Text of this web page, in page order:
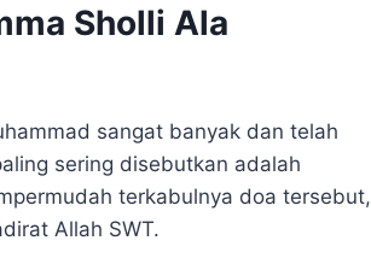
Sholli Ala
sangat banyak dan telah
sering disebutkan adalah
terkabulnya doa tersebut,
Allah SWT.